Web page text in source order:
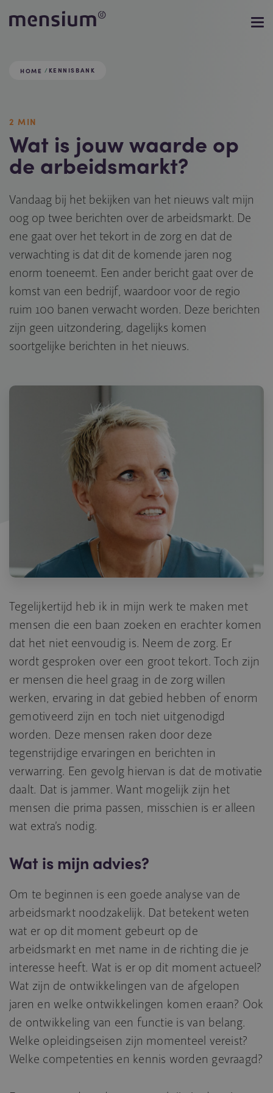
HOME KENNISBANK
2 MIN
Wat is jouw waarde op
de arbeidsmarkt?
Vandaag bij het bekijken van het nieuws valt mijn
oog op twee berichten over de arbeidsmarkt. De
ene gaat over het tekort in de zorg en dat de
verwachting is dat dit de komende jaren nog
enorm toeneemt. Een ander bericht gaat over de
komst van een bedrijf, waardoor voor de regio
ruim 100 banen verwacht worden. Deze berichten
zijn geen uitzondering, dagelijks komen
soortgelijke berichten in het nieuws.
Tegelijkertijd heb ik in mijn werk te maken met
mensen die een baan zoeken en erachter komen
dat het niet eenvoudig is. Neem de zorg. Er
wordt gesproken over een groot tekort. Toch zijn
er mensen die heel graag in de zorg willen
werken, ervaring in dat gebied hebben of enorm
gemotiveerd zijn en toch niet uitgenodigd
worden. Deze mensen raken door deze
tegenstrijdige ervaringen en berichten in
verwarring. Een gevolg hiervan is dat de motivatie
daalt. Dat is jammer. Want mogelijk zijn het
mensen die prima passen, misschien is er alleen
wat extra’s nodig.
Wat is mijn advies?
Om te beginnen is een goede analyse van de
arbeidsmarkt noodzakelijk. Dat betekent weten
wat er op dit moment gebeurt op de
arbeidsmarkt en met name in de richting die je
interesse heeft. Wat is er op dit moment actueel?
Wat zijn de ontwikkelingen van de afgelopen
jaren en welke ontwikkelingen komen eraan? Ook
de ontwikkeling van een functie is van belang.
Welke opleidingseisen zijn momenteel vereist?
Welke competenties en kennis worden gevraagd?